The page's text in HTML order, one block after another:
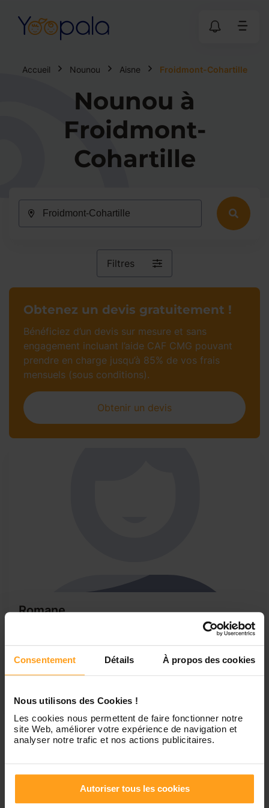
Consentement Détails À propos des cookies
Nous utilisons des Cookies !
Les cookies nous permettent de faire fonctionner notre
site Web, améliorer votre expérience de navigation et
analyser notre trafic et nos actions publicitaires.
Autoriser tous les cookies
Accueil Nounou Aisne Froidmont-Cohartille
Nounou à
Froidmont-
Cohartille
Filtres
Romane
Je m'appelle Romane, j'ai 19 ans. Je suis en première
année de formation d'éducatrice spécialisée. Je suis à la
Obtenez un devis gratuitement !
Bénéficiez d’un devis sur mesure et sans
engagement incluant l’aide CAF CMG pouvant
prendre en charge jusqu’à 85% de vos frais
mensuels (sous conditions).
Obtenir un devis